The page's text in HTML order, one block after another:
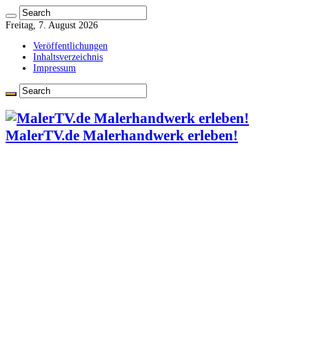
Freitag, 7. August 2026
Veröffentlichungen
Inhaltsverzeichnis
Impressum
MalerTV.de Malerhandwerk erleben!